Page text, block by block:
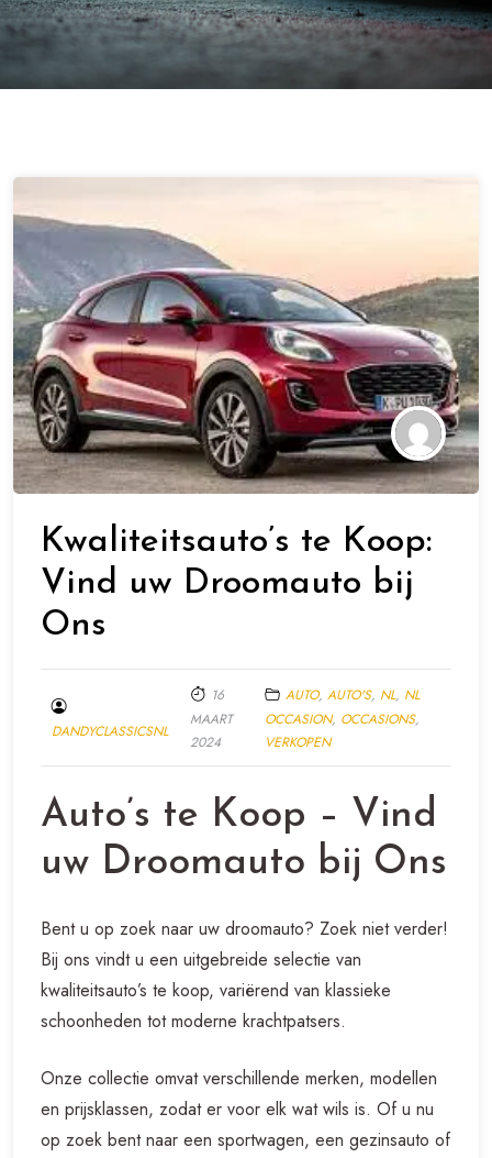
Kwaliteitsauto’s te Koop:
Vind uw Droomauto bij
Ons
DANDYCLASSICSNL
16
MAART
2024
AUTO,AUTO'S, NL, NL
OCCASION, OCCASIONS,
VERKOPEN
Auto’s te Koop – Vind
uw Droomauto bij Ons
Bent u op zoek naar uw droomauto? Zoek niet verder!
Bij ons vindt u een uitgebreide selectie van
kwaliteitsauto’s te koop, variërend van klassieke
schoonheden tot moderne krachtpatsers.
Onze collectie omvat verschillende merken, modellen
en prijsklassen, zodat er voor elk wat wils is. Of u nu
op zoek bent naar een sportwagen, een gezinsauto of